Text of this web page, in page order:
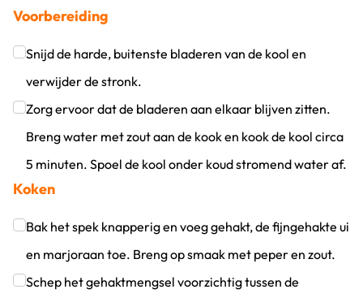
Voorbereiding
Snijd de harde, buitenste bladeren van de kool en
verwijder de stronk.
Klik om dit selectievakje aan te vinken
Zorg ervoor dat de bladeren aan elkaar blijven zitten.
Breng water met zout aan de kook en kook de kool circa
5 minuten. Spoel de kool onder koud stromend water af.
Klik om dit selectievakje aan te vinken
Koken
Bak het spek knapperig en voeg gehakt, de fijngehakte ui
en marjoraan toe. Breng op smaak met peper en zout.
Klik om dit selectievakje aan te vinken
Schep het gehaktmengsel voorzichtig tussen de